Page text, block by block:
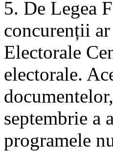
5. De Legea
concurenții
Electorale
electorale.
septembrie a
programele